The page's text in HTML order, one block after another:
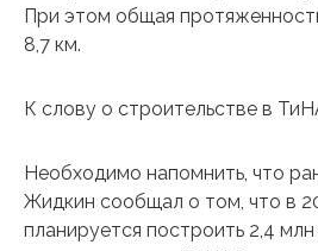
При этом общая
8,7 км.
К слову о строительстве в
Необходимо напомнить, что
Жидкин сообщал о том, что в
планируется построить 2,4